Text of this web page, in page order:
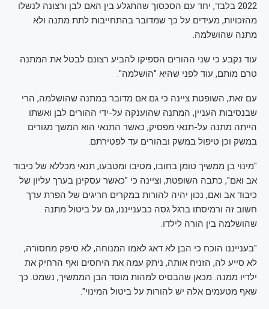
2022 בלבד, יחד עם הסכסוך שהתגלע בין האם לבן ורצונה לנשלו
מהזכויות, מעידים על כך שמדובר בהתחייבות לתת מתנה ולא
מתנה שהושלמה.
עוד נקבע כי שני ההורים הספיקו להביע רצונם לבטל את המתנה
טרם מותם, עוד לפני שהיא "הושלמה".
עם זאת, השופטת ציינה כי גם אם מדובר במתנה שהושלמה, הרי
שבנסיבות העניין, המתנה שהוענקה על-ידי ההורים לבן ואשתו
הייתה מתנה על-תנאי מפסיק, כאשר התנאי הוא המשך מגורים
במשק וכן טיפול במשק ובהורים עד לפטירתם.
"מינוי בן ממשיך טומן בחובו, מטיבו ומטבעו, תנאי מכללא של כיבוד
אב ואם", כתבה השופטת, וציינה כי "כאשר עסקינן בערך עליון של
כיבוד אב ואם, נכון יהיה להורות במקרים חריגים של הפרת ערך
חשוב זה ורמיסתו ברגל גסה כבענייננו, גם על ביטול מתנה
שהושלמה בין הורה לילדו.
"בענייננו הוכח כי הבן לא דאג לאמו המנוחה, לא סיפק מחסורה,
לא סייע לה, הזניח אותה, ניתק עמה את היחסים ואף הרחיק את
ילדיו ממנה. מכאן שהבסיס למהות מוסד הבן הממשיך, נשמט. כך
שאף מטעמים אלה יש להורות על ביטול המינוי".